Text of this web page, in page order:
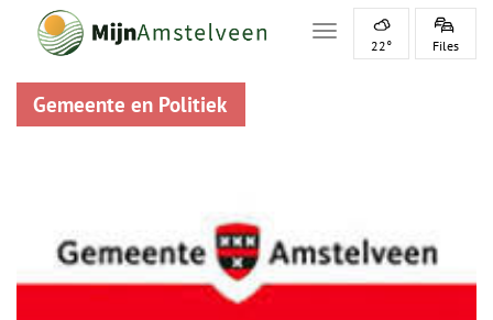
Toggle navigation
22° Files
Gemeente en Politiek